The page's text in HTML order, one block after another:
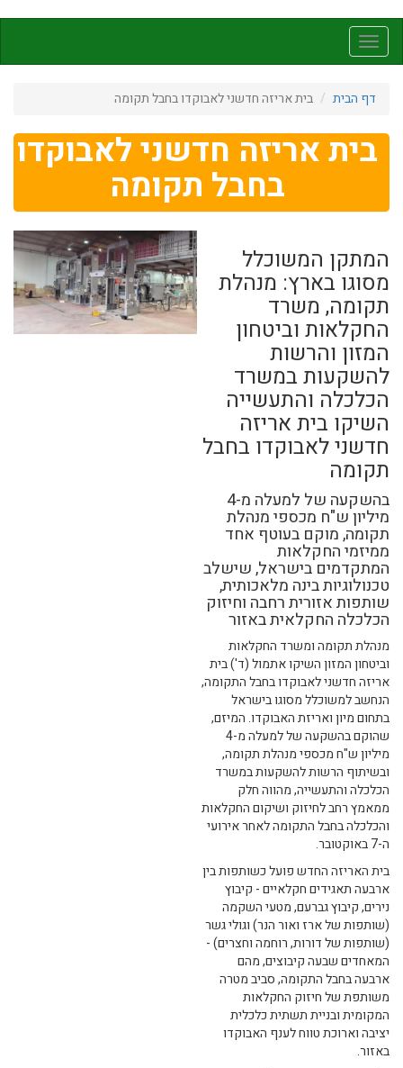
לתוכן
העיקריToggle
navigation
דף הבית
בית אריזה חדשני לאבוקדו בחבל תקומה
בית אריזה חדשני לאבוקדו
בחבל תקומה
המתקן המשוכלל
מסוגו בארץ: מנהלת
תקומה, משרד
החקלאות וביטחון
המזון והרשות
להשקעות במשרד
הכלכלה והתעשייה
השיקו בית אריזה
חדשני לאבוקדו בחבל
תקומה
בהשקעה של למעלה מ-4
מיליון ש"ח מכספי מנהלת
תקומה, מוקם בעוטף אחד
ממיזמי החקלאות
המתקדמים בישראל, שישלב
טכנולוגיות בינה מלאכותית,
שותפות אזורית רחבה וחיזוק
הכלכלה החקלאית באזור
מנהלת תקומה ומשרד החקלאות
וביטחון המזון השיקו אתמול (ד') בית
אריזה חדשני לאבוקדו בחבל התקומה,
הנחשב למשוכלל מסוגו בישראל
בתחום מיון ואריזת האבוקדו. המיזם,
שהוקם בהשקעה של למעלה מ-4
מיליון ש"ח מכספי מנהלת תקומה,
ובשיתוף הרשות להשקעות במשרד
הכלכלה והתעשייה, מהווה חלק
ממאמץ רחב לחיזוק ושיקום החקלאות
והכלכלה בחבל התקומה לאחר אירועי
ה-7 באוקטובר.
בית האריזה החדש פועל כשותפות בין
ארבעה תאגידים חקלאיים - קיבוץ
נירים, קיבוץ גברעם, מטעי השקמה
(שותפות של ארז ואור הנר) וגולי גשר
(שותפות של דורות, רוחמה וחצרים) -
המאחדים שבעה קיבוצים, מהם
ארבעה בחבל התקומה, סביב מטרה
משותפת של חיזוק החקלאות
המקומית ובניית תשתית כלכלית
יציבה וארוכת טווח לענף האבוקדו
באזור.